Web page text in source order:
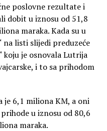
poslovne rezultate i
dobit u iznosu od 51,8
maraka. Kada su u
na listi slijedi preduzeće
koju je osnovala Lutrija
i to sa prihodom
je 6,1 miliona KM, a oni
u iznosu od 80,6
maraka.